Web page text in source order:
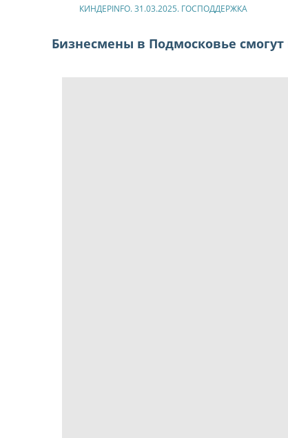
КИНДЕРINFO. 31.03.2025. ГОСПОДДЕРЖКА
Бизнесмены в Подмосковье